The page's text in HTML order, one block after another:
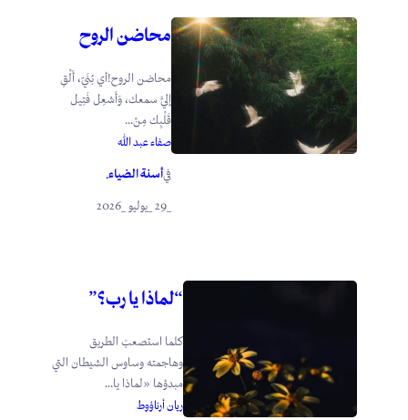
محاضن الروح
محاضن الروح!أي بُنَيّ، أَلْقِ
إليَّ سمعك، وَأَشعِل فَتِيل
قَلْبِك مِنْ...
صفاء عبد الله
فيأسنة الضياء.
“لماذا يا رب؟”
كلما استصعبَ الطريق
وهاجمته وساوس الشيطان التي
مبدؤها «لماذا يا...
ريان أرناؤوط